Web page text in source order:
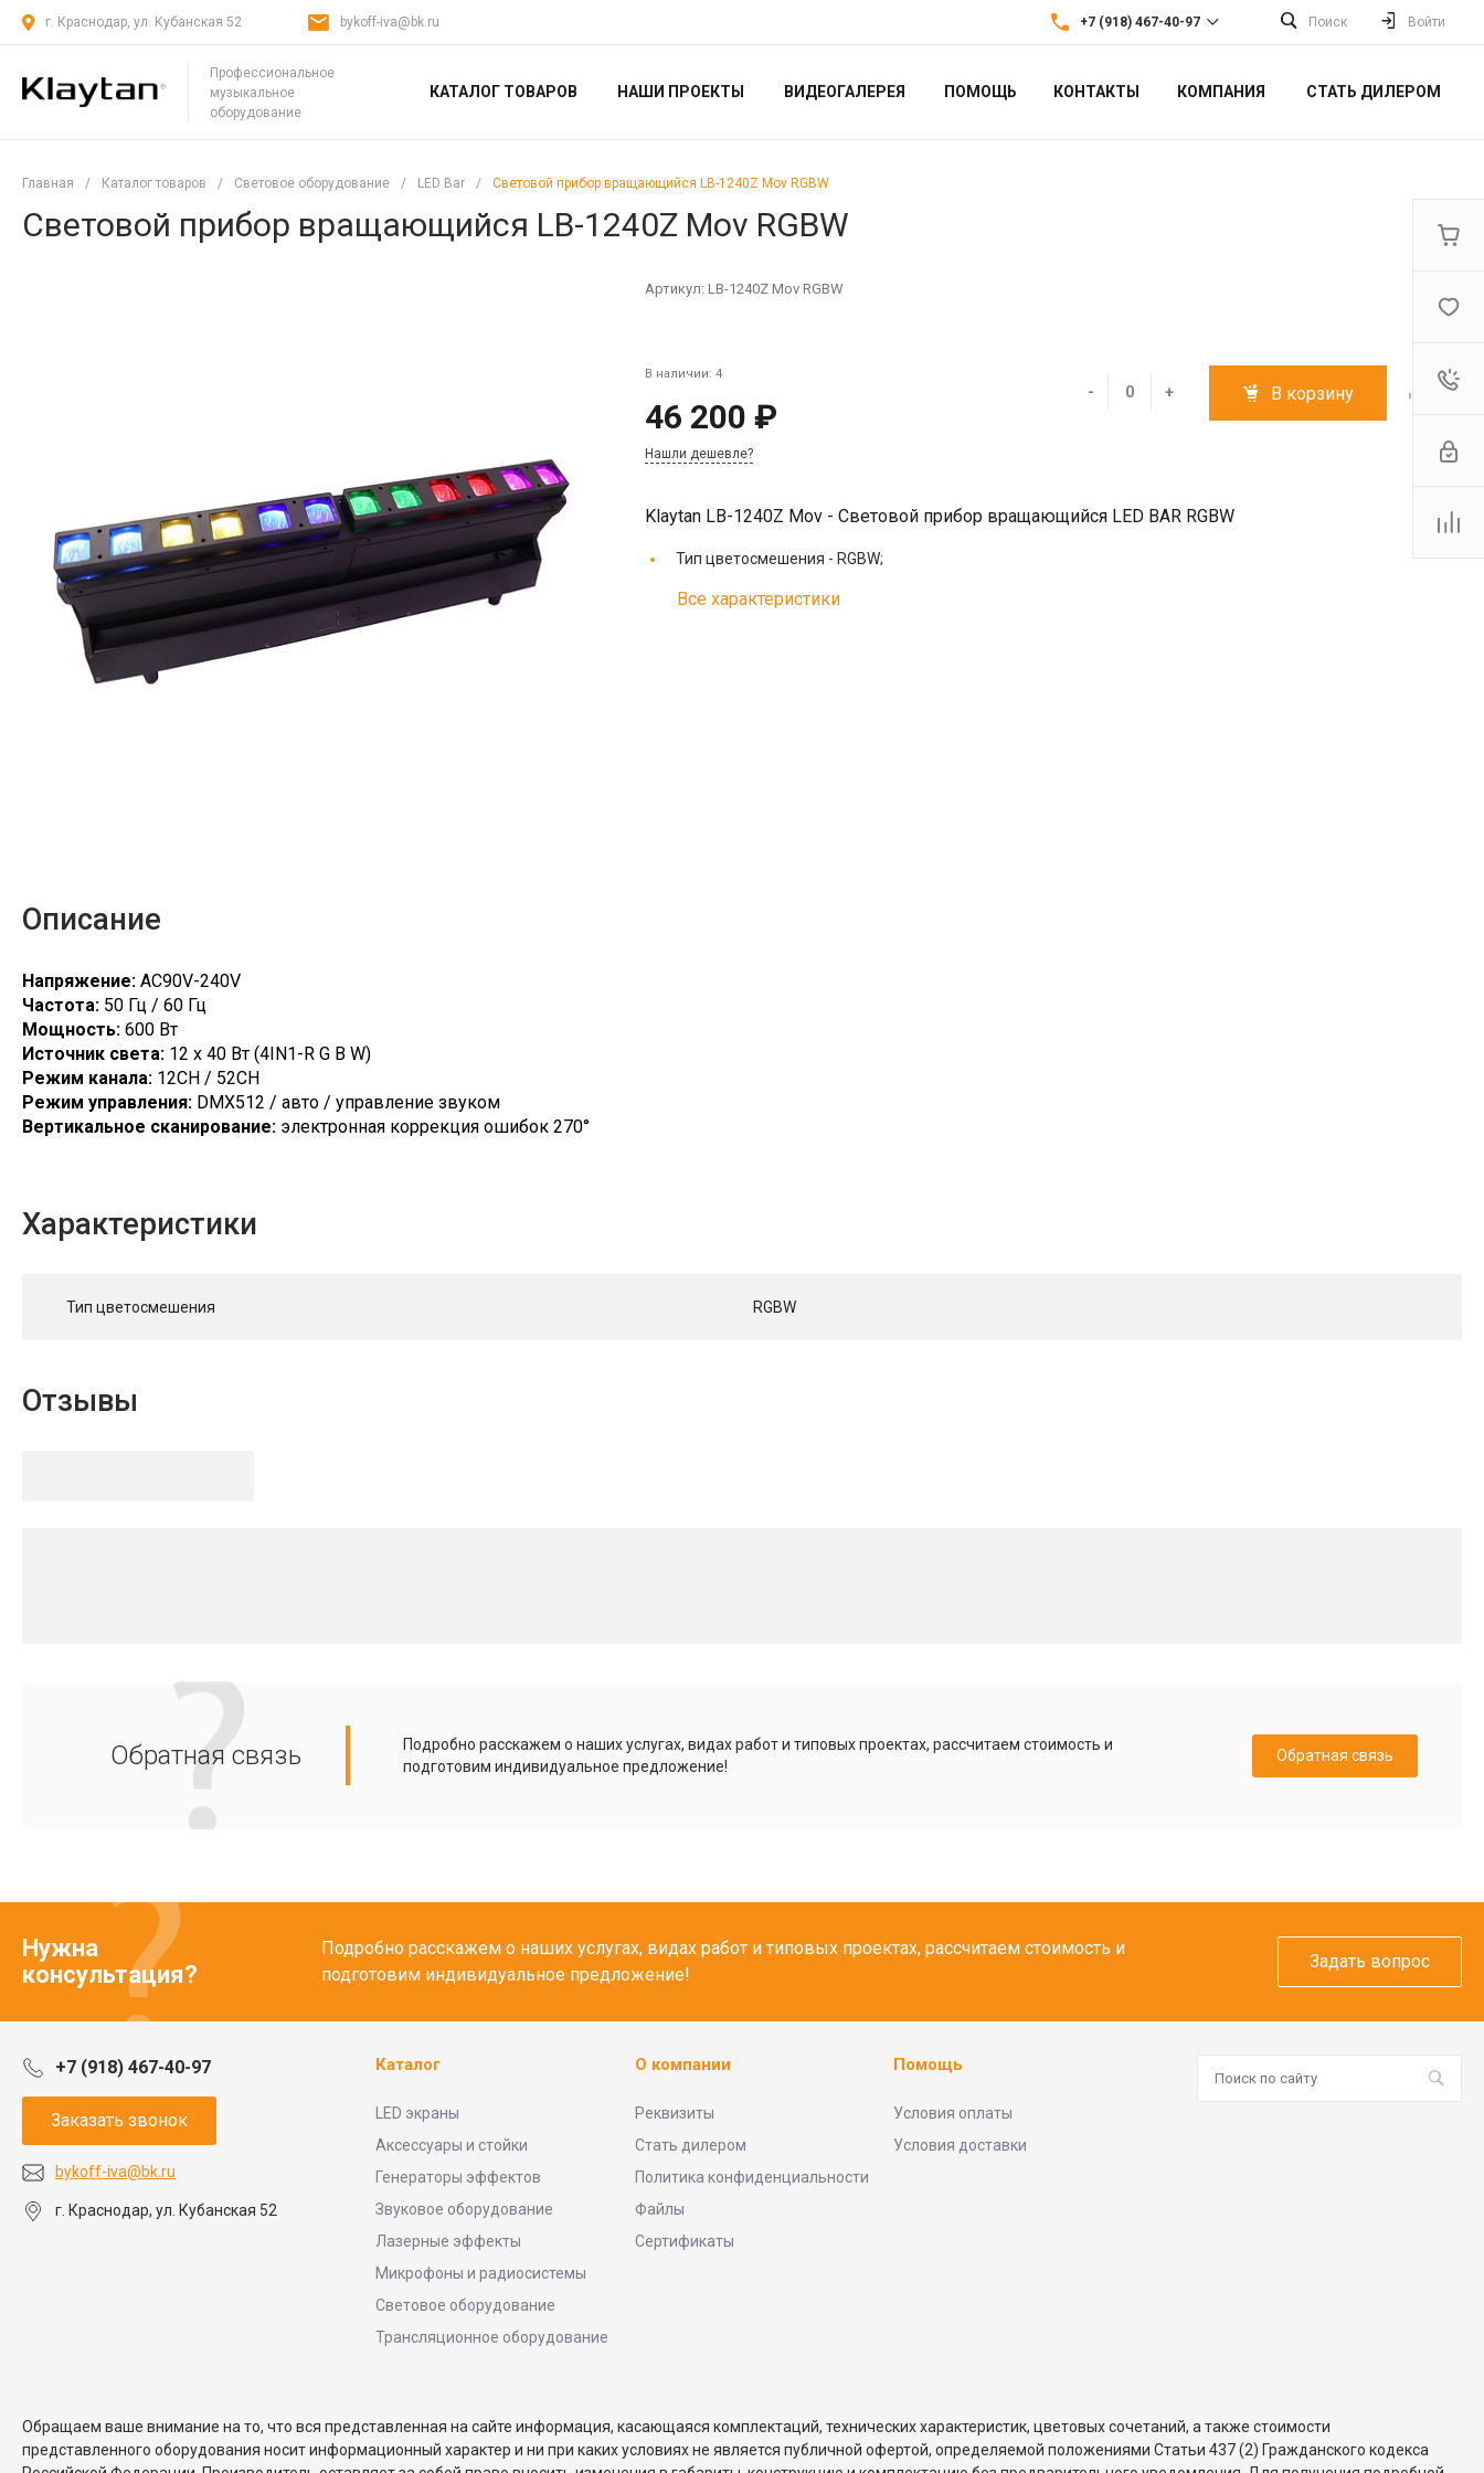
г. Краснодар, ул. Кубанская 52 bykoff-iva@bk.ru +7 (918) 467-40-97 Поиск Войти
Профессиональное
музыкальное
оборудование
КАТАЛОГ ТОВАРОВ НАШИ ПРОЕКТЫ ВИДЕОГАЛЕРЕЯ ПОМОЩЬ КОНТАКТЫ КОМПАНИЯ СТАТЬ ДИЛЕРОМ
Главная / Каталог товаров / Световое оборудование / LED Bar / Световой прибор вращающийся LB-1240Z Mov RGBW
Световой прибор вращающийся LB-1240Z Mov RGBW
Артикул:LB-1240Z Mov RGBW
В наличии: 4
46 200 ₽
- + В корзину
Нашли дешевле?
Klaytan LB-1240Z Mov - Световой прибор вращающийся LED BAR RGBW
Тип цветосмешения - RGBW;
Все характеристики
Описание
Напряжение: AC90V-240V
Частота: 50 Гц / 60 Гц
Мощность: 600 Вт
Источник света: 12 x 40 Вт (4IN1-R G B W)
Режим канала: 12CH / 52CH
Режим управления: DMX512 / авто / управление звуком
Вертикальное сканирование: электронная коррекция ошибок 270°
Характеристики
Тип цветосмешения RGBW
Отзывы
Обратная связь
Подробно расскажем о наших услугах, видах работ и типовых проектах, рассчитаем стоимость и
подготовим индивидуальное предложение!
Обратная связь
Нужна
консультация?
Подробно расскажем о наших услугах, видах работ и типовых проектах, рассчитаем стоимость и
подготовим индивидуальное предложение!
Задать вопрос
+7 (918) 467-40-97
Заказать звонок
bykoff-iva@bk.ru
г. Краснодар, ул. Кубанская 52
Каталог
LED экраны
Аксессуары и стойки
Генераторы эффектов
Звуковое оборудование
Лазерные эффекты
Микрофоны и радиосистемы
Световое оборудование
Трансляционное оборудование
О компании
Реквизиты
Стать дилером
Политика конфиденциальности
Файлы
Сертификаты
Помощь
Условия оплаты
Условия доставки
Обращаем ваше внимание на то, что вся представленная на сайте информация, касающаяся комплектаций, технических характеристик, цветовых сочетаний, а также стоимости
представленного оборудования носит информационный характер и ни при каких условиях не является публичной офертой, определяемой положениями Статьи 437 (2) Гражданского кодекса